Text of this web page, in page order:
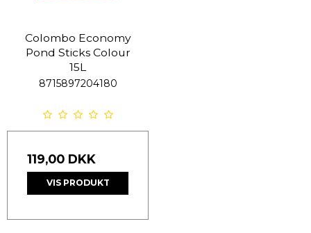
Colombo Economy
Pond Sticks Colour
15L
8715897204180
119,00 DKK
VIS PRODUKT